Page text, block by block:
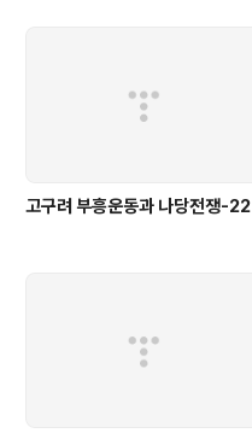
고구려 부흥운동과 나당전쟁-22